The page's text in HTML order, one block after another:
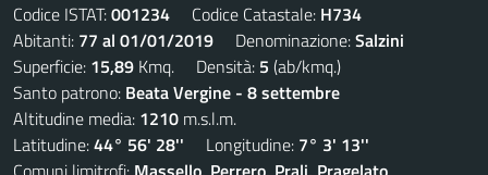
Codice ISTAT:001234 Codice Catastale: H734
Abitanti: 77 al 01/01/2019 Denominazione:Salzini
Superficie: 15,89 Kmq. Densità: 5 (ab/kmq.)
Santo patrono: Beata Vergine - 8 settembre
Altitudine media: 1210 m.s.l.m.
Latitudine:44° 56' 28'' Longitudine: 7° 3' 13''